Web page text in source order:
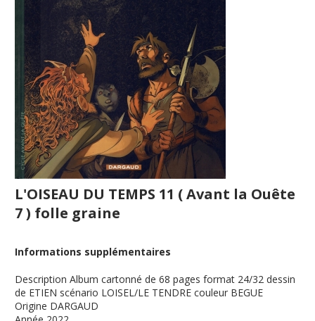
L'OISEAU DU TEMPS 11 ( Avant la Ouête
7 ) folle graine
Informations supplémentaires
Description Album cartonné de 68 pages format 24/32 dessin
de ETIEN scénario LOISEL/LE TENDRE couleur BEGUE
Origine DARGAUD